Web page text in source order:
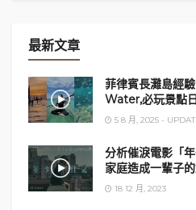
最新文章
菲律賓長灘島經
Water,必玩景點
5 8 月, 2025 -
分析催淚電影「
家庭造成一輩子的
18 12 月, 2023